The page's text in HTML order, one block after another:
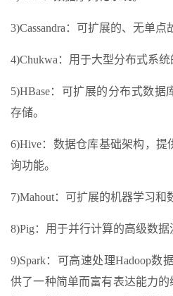
3)Cassandra：可扩展的、无单点
4)Chukwa：用于大型分布式系统
5)HBase：可扩展的分布式数
存储。
6)Hive：数据仓库基础架构，
询功能。
7)Mahout：可扩展的机器学习和
8)Pig：用于并行计算的高级数据
9)Spark：可高速处理Hadoop数
供了一种简单而富有表达能力